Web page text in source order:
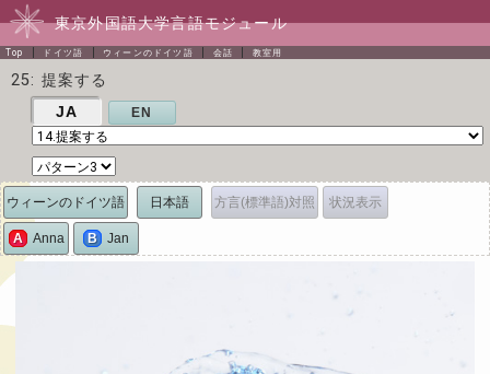
東京外国語大学言語モジュール
Top ドイツ語 ウィーンのドイツ語 会話 教室用
25: 提案する
JA EN
状況表示
ウィーンのドイツ語 日本語 方言(標準語)対照
A Anna B Jan